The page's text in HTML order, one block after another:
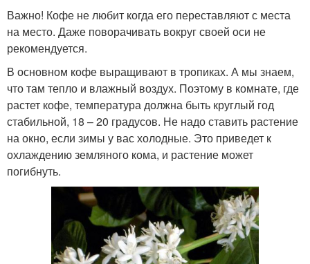
Важно! Кофе не любит когда его переставляют с места
на место. Даже поворачивать вокруг своей оси не
рекомендуется.
В основном кофе выращивают в тропиках. А мы знаем,
что там тепло и влажный воздух. Поэтому в комнате, где
растет кофе, температура должна быть круглый год
стабильной, 18 – 20 градусов. Не надо ставить растение
на окно, если зимы у вас холодные. Это приведет к
охлаждению земляного кома, и растение может
погибнуть.